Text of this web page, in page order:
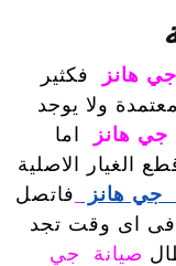
هانز فكثير
ولا يوجد
جي هانز اما
الغيار الاصلية
جي هانز
فاتصل
فى اى وقت تجد
صيانة جي